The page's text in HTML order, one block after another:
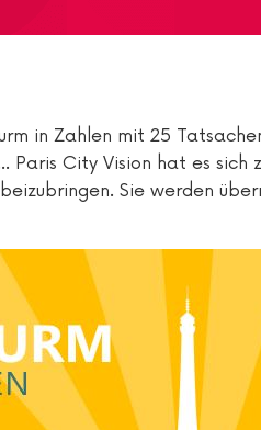
in Zahlen mit 25
Paris City Vision hat es
beizubringen. Sie werden